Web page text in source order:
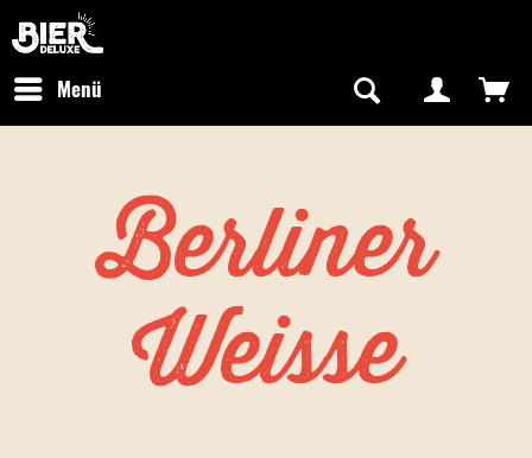
Kostenfreier Versand in Deutschland
Menü
Berliner
Weisse